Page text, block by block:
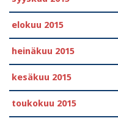
elokuu 2015
heinäkuu 2015
kesäkuu 2015
toukokuu 2015